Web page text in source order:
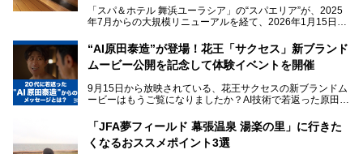
そんな多様なニーズに応える施設が揃っているため、その日
の目的に合った施設がきっと見つかるはずです。
さらに最近では、24時間営業で深夜まで滞在できる施設
や、テレワーク・コワーキングスペースを備えた仕事もでき
るスパも増えており、ただの入浴施設にとどまらない進化を
本記事では、人気スーパー銭湯から絶景施設、コワーキング
スペースや休憩スペースが充実した施設、子連れファミリー
向けの施設など、目的に合わせたおすすめの施設を紹介しま
す。
「スパ＆ホテル 舞浜ユーラシア」の“スパエリア”が、2025
年7月からの大規模リニューアルを経て、2026年1月15日
新設エリアや生まれ変わった浴場・サウナの魅力を、人気キ
ャラクター「ユーラシわん」と一緒にご紹介します。必見の
───
提供元：SPA＆HOTEL舞浜ユーラシア【PR】
です。
“AI原田泰造”が登場！花王「サクセス」新ブランド
ムービー公開を記念して体験イベントを開催
9月15日から放映されている、花王サクセスの新ブランドム
ービーはもうご覧になりましたか？AI技術で若返った原田泰
伝えるムービーです。公開を記念して、スパメッツァおおた
か竜泉寺の湯にて体験イベントを開催。花王サクセスの製品
が無料で試せるチャンスです！
「JFA夢フィールド 幕張温泉 湯楽の里」に行きた
くなるおススメポイント3選